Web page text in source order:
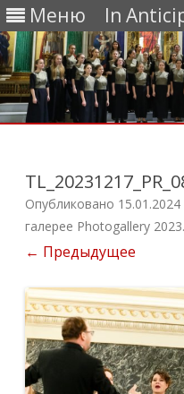
Меню In
Опубликовано 15.01.2024
галерее Photogallery 2023.
← Предыдущее